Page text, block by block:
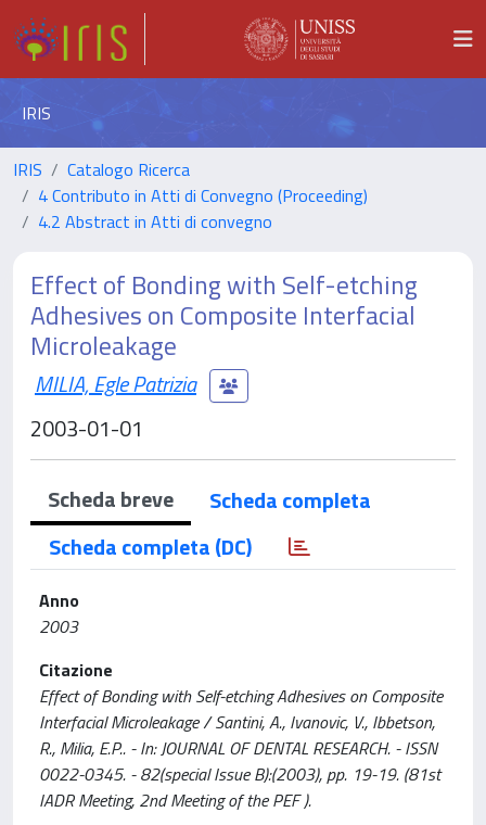
IRIS
IRIS
Catalogo Ricerca
4 Contributo in Atti di Convegno (Proceeding)
4.2 Abstract in Atti di convegno
Effect of Bonding with Self-etching
Adhesives on Composite Interfacial
Microleakage
MILIA, Egle Patrizia
2003-01-01
Scheda breve
Scheda completa
Scheda completa (DC)
Anno
2003
Citazione
Effect of Bonding with Self-etching Adhesives on Composite
Interfacial Microleakage / Santini, A., Ivanovic, V., Ibbetson,
R., Milia, E.P.. - In: JOURNAL OF DENTAL RESEARCH. - ISSN
0022-0345. - 82(special Issue B):(2003), pp. 19-19. (81st
IADR Meeting, 2nd Meeting of the PEF ).